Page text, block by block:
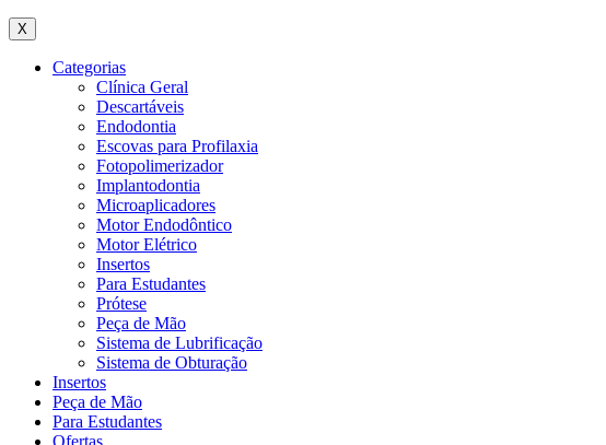
X
Categorias
Clínica Geral
Descartáveis
Endodontia
Escovas para Profilaxia
Fotopolimerizador
Implantodontia
Microaplicadores
Motor Endodôntico
Motor Elétrico
Insertos
Para Estudantes
Prótese
Peça de Mão
Sistema de Lubrificação
Sistema de Obturação
Insertos
Peça de Mão
Para Estudantes
Ofertas